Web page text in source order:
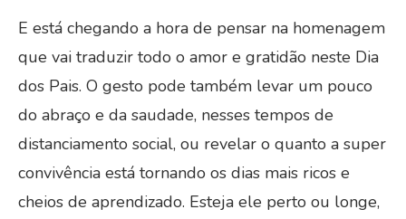
E está chegando a hora de pensar na homenagem
que vai traduzir todo o amor e gratidão neste Dia
dos Pais. O gesto pode também levar um pouco
do abraço e da saudade, nesses tempos de
distanciamento social, ou revelar o quanto a super
convivência está tornando os dias mais ricos e
cheios de aprendizado. Esteja ele perto ou longe,